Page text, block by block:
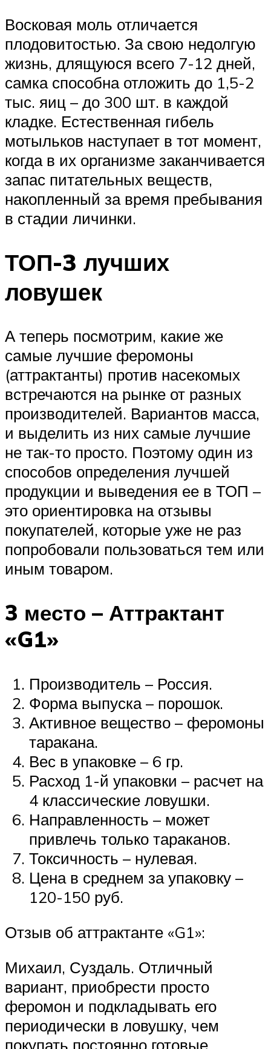
Восковая моль отличается
плодовитостью. За свою недолгую
жизнь, длящуюся всего 7-12 дней,
самка способна отложить до 1,5-2
тыс. яиц – до 300 шт. в каждой
кладке. Естественная гибель
мотыльков наступает в тот момент,
когда в их организме заканчивается
запас питательных веществ,
накопленный за время пребывания
в стадии личинки.
ТОП-3 лучших
ловушек
А теперь посмотрим, какие же
самые лучшие феромоны
(аттрактанты) против насекомых
встречаются на рынке от разных
производителей. Вариантов масса,
и выделить из них самые лучшие
не так-то просто. Поэтому один из
способов определения лучшей
продукции и выведения ее в ТОП –
это ориентировка на отзывы
покупателей, которые уже не раз
попробовали пользоваться тем или
иным товаром.
3 место – Аттрактант
«G1»
Производитель – Россия.
Форма выпуска – порошок.
Активное вещество – феромоны
таракана.
Вес в упаковке – 6 гр.
Расход 1-й упаковки – расчет на
4 классические ловушки.
Направленность – может
привлечь только тараканов.
Токсичность – нулевая.
Цена в среднем за упаковку –
120-150 руб.
Отзыв об аттрактанте «G1»:
Михаил, Суздаль. Отличный
вариант, приобрести просто
феромон и подкладывать его
периодически в ловушку, чем
покупать постоянно готовые